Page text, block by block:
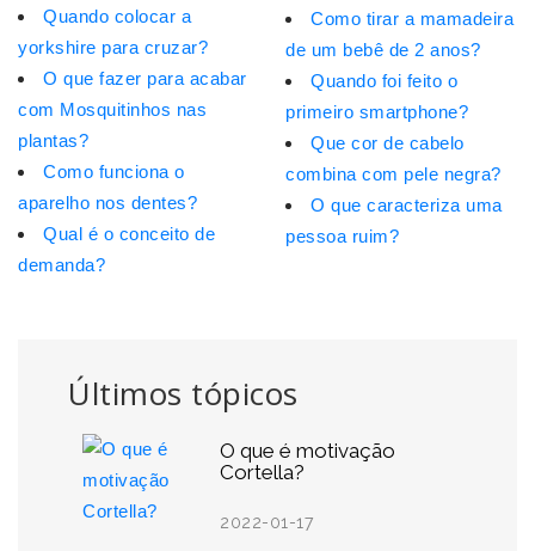
Últimos tópicos
O que é motivação
Cortella?
2022-01-17
Quando colocar a
yorkshire para cruzar?
O que fazer para acabar
com Mosquitinhos nas
plantas?
Como funciona o
aparelho nos dentes?
Qual é o conceito de
demanda?
Como tirar a mamadeira
de um bebê de 2 anos?
Quando foi feito o
primeiro smartphone?
Que cor de cabelo
combina com pele negra?
O que caracteriza uma
pessoa ruim?